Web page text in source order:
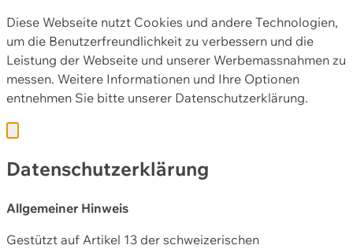
Diese Webseite nutzt Cookies und andere Technologien,
um die Benutzerfreundlichkeit zu verbessern und die
Leistung der Webseite und unserer Werbemassnahmen zu
messen. Weitere Informationen und Ihre Optionen
entnehmen Sie bitte unserer Datenschutzerklärung.
Datenschutzerklärung
Allgemeiner Hinweis
Gestützt auf Artikel 13 der schweizerischen